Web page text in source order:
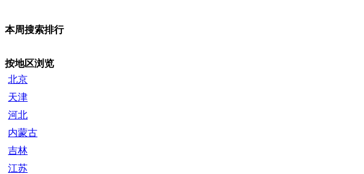
本周搜索排行
按地区浏览
北京
天津
河北
内蒙古
吉林
江苏